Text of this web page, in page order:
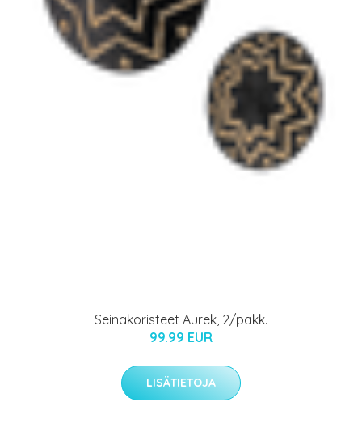
Seinäkoristeet Aurek, 2/pakk.
99.99 EUR
LISÄTIETOJA